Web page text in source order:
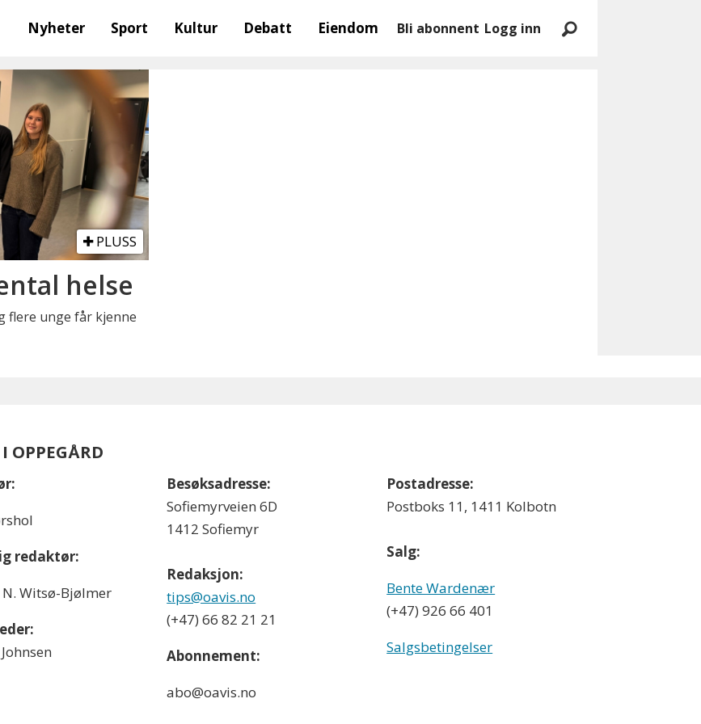
Nyheter Sport Kultur Debatt Eiendom Bli abonnent Logg inn
PLUSS
helse
flere unge får kjenne
OPPEGÅRD
redaktør:
Witsø-Bjølmer
Besøksadresse:
Sofiemyrveien 6D
1412 Sofiemyr
Redaksjon:
tips@oavis.no
(+47) 66 82 21 21
Abonnement:
abo@oavis.no
Postadresse:
Postboks 11, 1411 Kolbotn
Salg:
Bente Wardenær
(+47) 926 66 401
Salgsbetingelser